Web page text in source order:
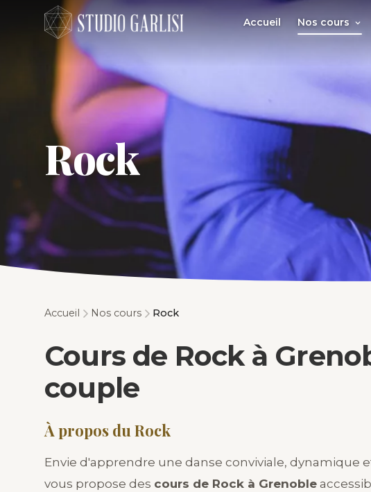
Accueil Nos cours
Rock
Accueil Nos cours Rock
Cours de Rock à
couple
À propos du Rock
Envie d'apprendre une danse conviviale, dynamique
vous propose des cours de Rock à Grenoble